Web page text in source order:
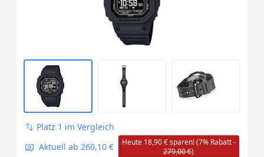
Platz 1 im Vergleich
Aktuell ab 260,10 €
Heute 18,90 € sparen! (7% Rabatt -
279,00 €)